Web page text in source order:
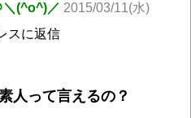
＼(^o^)／ 2015/03/11(水)
スに返信
人って言えるの？